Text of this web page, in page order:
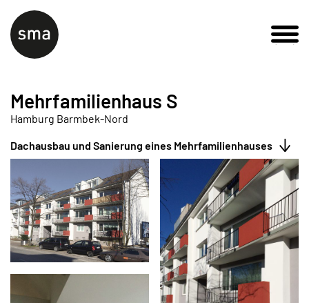
Mehrfamilienhaus S
Hamburg Barmbek-Nord
Dachausbau und Sanierung eines Mehrfamilienhauses